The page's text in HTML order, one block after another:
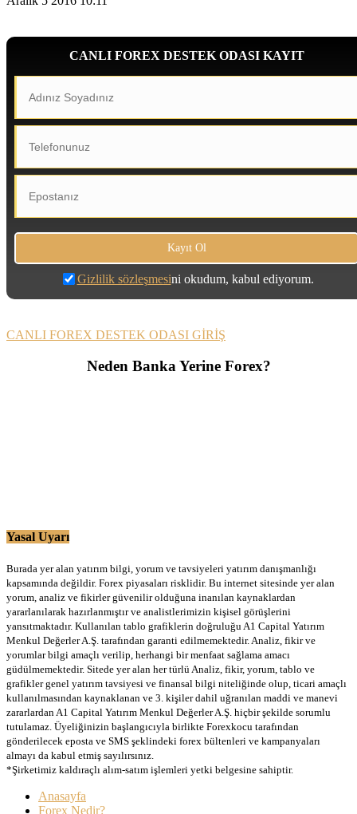
CANLI FOREX DESTEK ODASI KAYIT
Gizlilik sözleşmesini okudum, kabul ediyorum.
CANLI FOREX DESTEK ODASI GİRİŞ
Neden Banka Yerine Forex?
Yasal Uyarı
Burada yer alan yatırım bilgi, yorum ve tavsiyeleri yatırım danışmanlığı
kapsamında değildir. Forex piyasaları risklidir. Bu internet sitesinde yer alan
yorum, analiz ve fikirler güvenilir olduğuna inanılan kaynaklardan
yararlanılarak hazırlanmıştır ve analistlerimizin kişisel görüşlerini
yansıtmaktadır. Kullanılan tablo grafiklerin doğruluğu A1 Capital Yatırım
Menkul Değerler A.Ş. tarafından garanti edilmemektedir. Analiz, fikir ve
yorumlar bilgi amaçlı verilip, herhangi bir menfaat sağlama amacı
güdülmemektedir. Sitede yer alan her türlü Analiz, fikir, yorum, tablo ve
grafikler genel yatırım tavsiyesi ve finansal bilgi niteliğinde olup, ticari amaçlı
kullanılmasından kaynaklanan ve 3. kişiler dahil uğranılan maddi ve manevi
zararlardan A1 Capital Yatırım Menkul Değerler A.Ş. hiçbir şekilde sorumlu
tutulamaz. Üyeliğinizin başlangıcıyla birlikte Forexkocu tarafından
gönderilecek eposta ve SMS şeklindeki forex bültenleri ve kampanyaları
almayı da kabul etmiş sayılırsınız.
*Şirketimiz kaldıraçlı alım-satım işlemleri yetki belgesine sahiptir.
Anasayfa
Forex Nedir?